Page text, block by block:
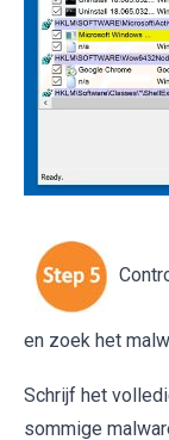
en zoek het
Schrijf het
sommige